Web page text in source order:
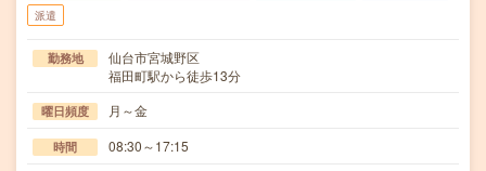
派遣
勤務地
仙台市宮城野区
福田町駅から徒歩13分
曜日頻度 月～金
時間 08:30～17:15